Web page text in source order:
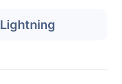
Lightning